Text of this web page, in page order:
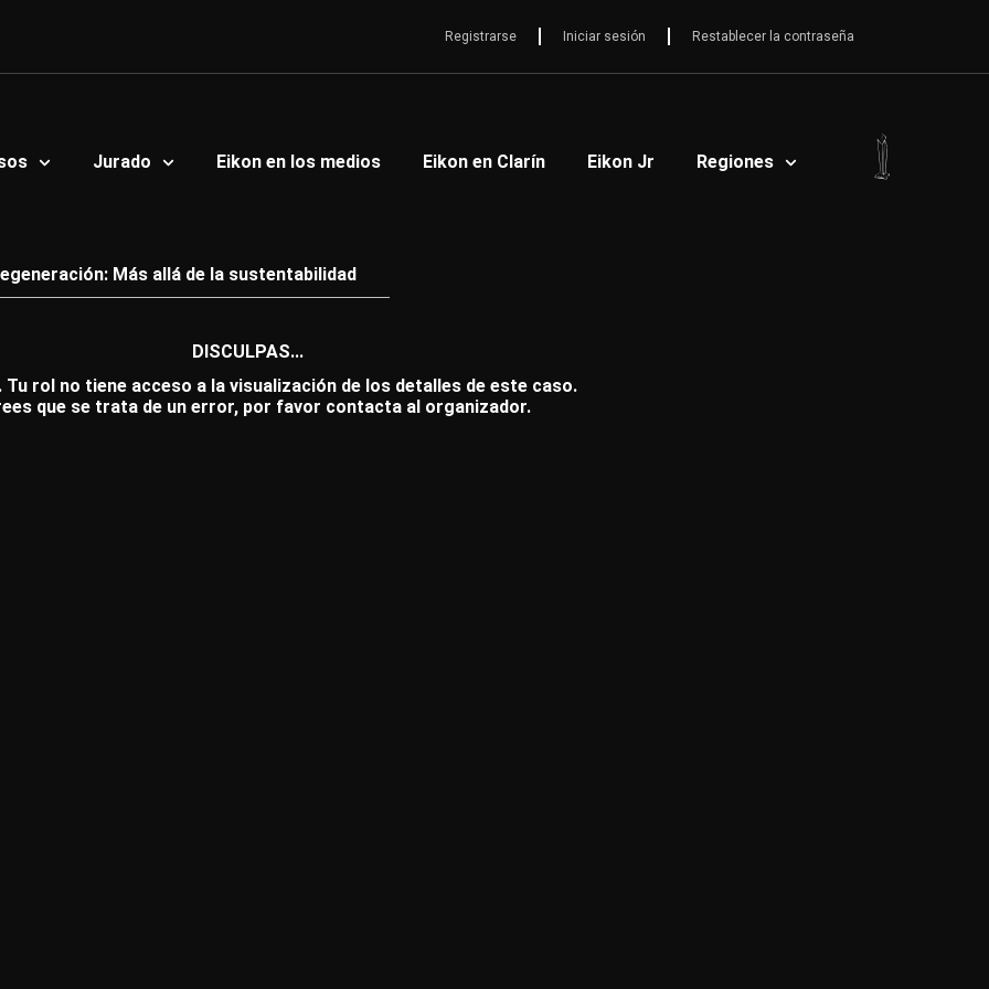
Registrarse Iniciar sesión Restablecer la contraseña
Jurado Eikon en los medios Eikon en Clarín Eikon Jr Regiones
Más allá de la sustentabilidad
DISCULPAS...
Tu rol no tiene acceso a la visualización de los detalles de este caso.
que se trata de un error, por favor contacta al organizador.